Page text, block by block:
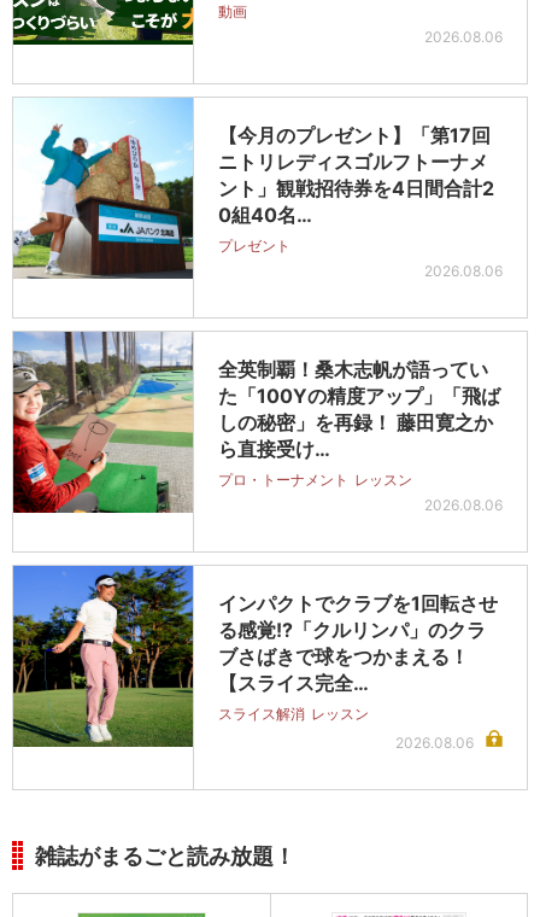
動画
2026.08.06
【今月のプレゼント】「第17回
ニトリレディスゴルフトーナメ
ント」観戦招待券を4日間合計2
0組40名…
プレゼント
2026.08.06
全英制覇！桑木志帆が語ってい
た「100Yの精度アップ」「飛ば
しの秘密」を再録！ 藤田寛之か
ら直接受け…
プロ・トーナメント レッスン
2026.08.06
インパクトでクラブを1回転させ
る感覚!?「クルリンパ」のクラ
ブさばきで球をつかまえる！
【スライス完全…
スライス解消 レッスン
2026.08.06
雑誌がまるごと読み放題！